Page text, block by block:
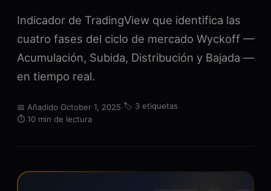
Indicador de TradingView que identifica las
cuatro fases del ciclo de mercado Wyckoff —
Acumulación, Subida, Distribución y Bajada —
en tiempo real.
📅 Añadido October 1, 2025·🏷️ 3 etiquetas·
⏱️ 10 min de lectura